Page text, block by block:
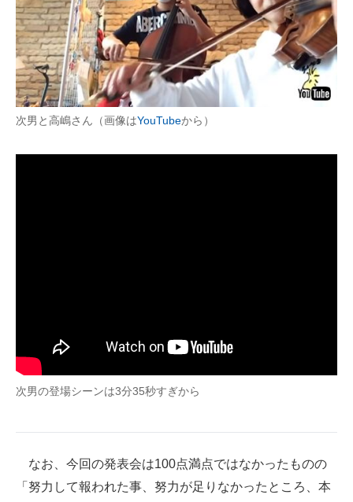
次男と高嶋さん（画像はYouTubeから）
次男の登場シーンは3分35秒すぎから
なお、今回の発表会は100点満点ではなかったものの
「努力して報われた事、努力が足りなかったところ、本